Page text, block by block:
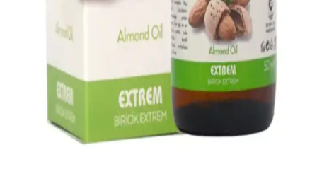
Marketlerde En Çok Tercih Edilen Bakım Ürünleri
Analizi ve Tüketici Tercihleri
Marketlerde en çok tercih edilen bakım ürünleri arasında temizlik,
cilt ve saç bakım ürünleri bulunur. Bu ürünler, hijyen ve kişisel
bakımın temel unsurlarıdır ve geniş tüketici kitlesi tarafından
Saç Uzatan Yağlar: Doğal İçeriklerle Saç Uzama ve
Güçlendirme Yöntemleri